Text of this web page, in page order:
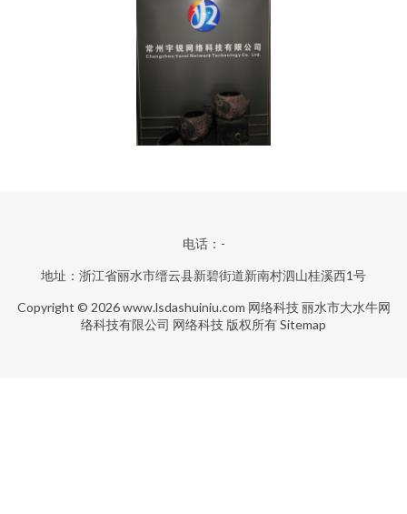
电话：-
地址：浙江省丽水市缙云县新碧街道新南村泗山桂溪西1号
Copyright © 2026www.lsdashuiniu.com 网络科技 丽水市大水牛网
络科技有限公司 网络科技 版权所有Sitemap